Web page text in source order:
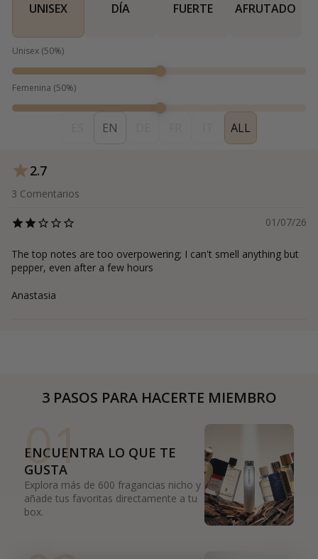
UNISEX DÍA FUERTE AFRUTADO
Unisex (50%)
Femenina (50%)
EN ALL
2.7
3 Comentarios
01/07/26
The top notes are too overpowering; I can't smell anything but
pepper, even after a few hours
Anastasia
3 PASOS PARA HACERTE MIEMBRO
01
ENCUENTRA LO QUE TE
GUSTA
Explora más de 600 fragancias nicho y
añade tus favoritas directamente a tu
box.